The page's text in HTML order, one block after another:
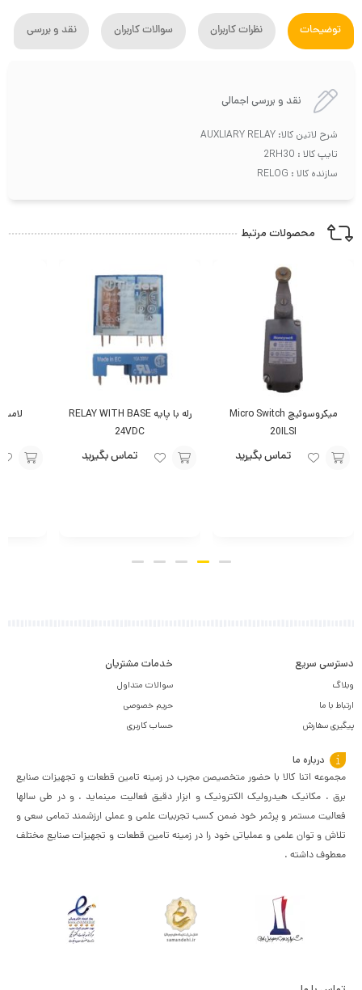
توضیحات نظرات کاربران سوالات کاربران نقد و بررسی
نقد و بررسی اجمالی
شرح لاتین کالا: AUXLIARY RELAY
تایپ کالا : 2RH30
سازنده کالا : RELOG
محصولات مرتبط
میکروسوئیچ Micro Switch
20ILSI
تماس بگیرید
رله با پایه RELAY WITH BASE
24VDC
تماس بگیرید
لامپ Lamp 1000Watt
دسترسی سریع
وبلاگ
ارتباط با ما
پیگیری سفارش
خدمات مشتریان
سوالات متداول
حریم خصوصی
حساب کاربری
درباره ما
مجموعه اتنا کالا با حضور متخصیصن مجرب در زمینه تامین قطعات و تجهیزات صنایع
برق . مکانیک هیدرولیک الکترونیک و ابزار دقیق فعالیت مینماید . و در طی سالها
فعالیت مستمر و پرثمر خود ضمن کسب تجربیات علمی و عملی ارزشمند تمامی سعی و
تلاش و توان علمی و عملیاتی خود را در زمینه تامین قطعات و تجهیزات صنایع مختلف
معطوف داشته .